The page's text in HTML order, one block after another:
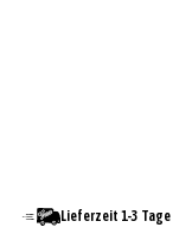
Lieferzeit 1-3 Tage